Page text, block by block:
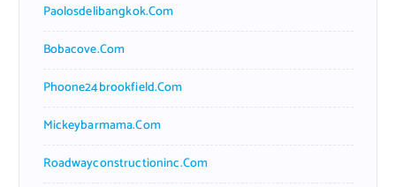
Paolosdelibangkok.com
Bobacove.com
Phoone24brookfield.com
Mickeybarmama.com
Roadwayconstructioninc.com